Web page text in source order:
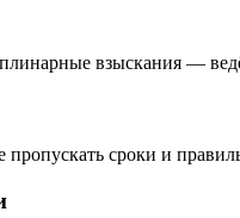
взыскания —
сроки и